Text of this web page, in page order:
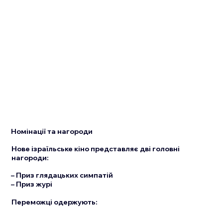
Номінації та нагороди
Нове ізраїльське кіно представляє дві головні
нагороди:
– Приз глядацьких симпатій
– Приз журі
Переможці одержують: